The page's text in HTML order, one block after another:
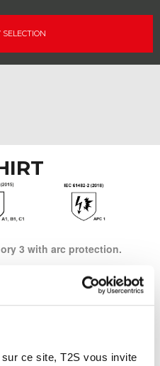
ce site, T2S vous invite
3 with arc protection.
optimal comfort